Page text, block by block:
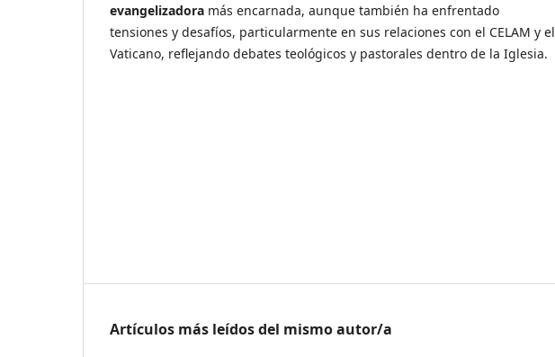
evangelizadora más encarnada, aunque también ha enfrentado
tensiones y desafíos, particularmente en sus relaciones con el CELAM y el
Vaticano, reflejando debates teológicos y pastorales dentro de la Iglesia.
Artículos más leídos del mismo autor/a